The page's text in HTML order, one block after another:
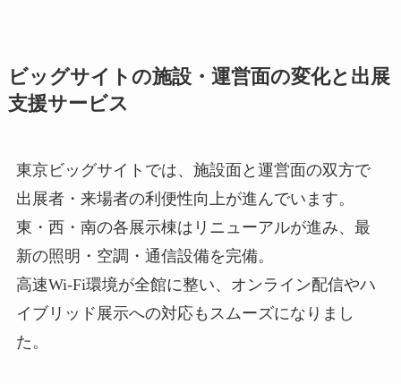
ビッグサイトの施設・運営面の変化と出展
支援サービス
東京ビッグサイトでは、施設面と運営面の双方で
出展者・来場者の利便性向上が進んでいます。
東・西・南の各展示棟はリニューアルが進み、最
新の照明・空調・通信設備を完備。
高速Wi-Fi環境が全館に整い、オンライン配信やハ
イブリッド展示への対応もスムーズになりまし
た。